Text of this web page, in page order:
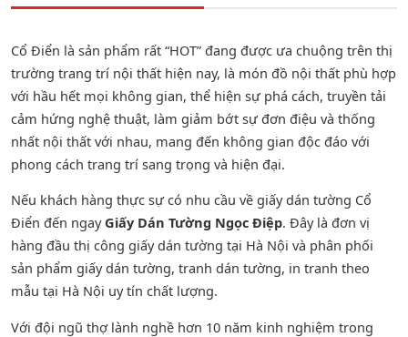
Cổ Điển là sản phẩm rất “HOT” đang được ưa chuộng trên thị
trường trang trí nội thất hiện nay, là món đồ nội thất phù hợp
với hầu hết mọi không gian, thể hiện sự phá cách, truyền tải
cảm hứng nghệ thuật, làm giảm bớt sự đơn điệu và thống
nhất nội thất với nhau, mang đến không gian độc đáo với
phong cách trang trí sang trọng và hiện đại.
Nếu khách hàng thực sự có nhu cầu về giấy dán tường Cổ
Điển đến ngayGiấy Dán Tường Ngọc Điệp. Đây là đơn vị
hàng đầu thị công giấy dán tường tại Hà Nội và phân phối
sản phẩm giấy dán tường, tranh dán tường, in tranh theo
mẫu tại Hà Nội uy tín chất lượng.
Với đội ngũ thợ lành nghề hơn 10 năm kinh nghiệm trong